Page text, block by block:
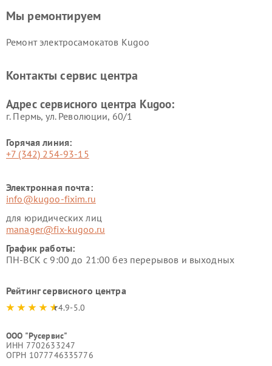
Мы ремонтируем
Ремонт электросамокатов Kugoo
Контакты сервис центра
Адрес сервисного центра Kugoo:
г. Пермь, ул. ​Революции, 60/1
Горячая линия:
+7 (342) 254-93-15
Электронная почта:
info@kugoo-fixim.ru
для юридических лиц
manager@fix-kugoo.ru
График работы:
ПН-ВСК с 9:00 до 21:00 без перерывов и выходных
Рейтинг сервисного центра
4.9-5.0
ООО "Русервис"
ИНН 7702633247
ОГРН 1077746335776